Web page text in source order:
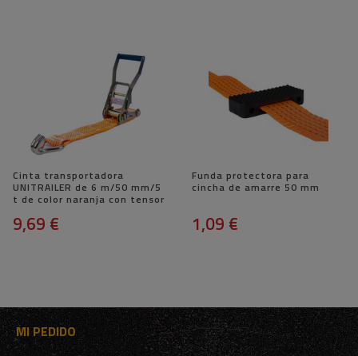
Cinta transportadora
UNITRAILER de 6 m/50 mm/5
t de color naranja con tensor
9,69 €
Funda protectora para
cincha de amarre 50 mm
1,09 €
MI PEDIDO